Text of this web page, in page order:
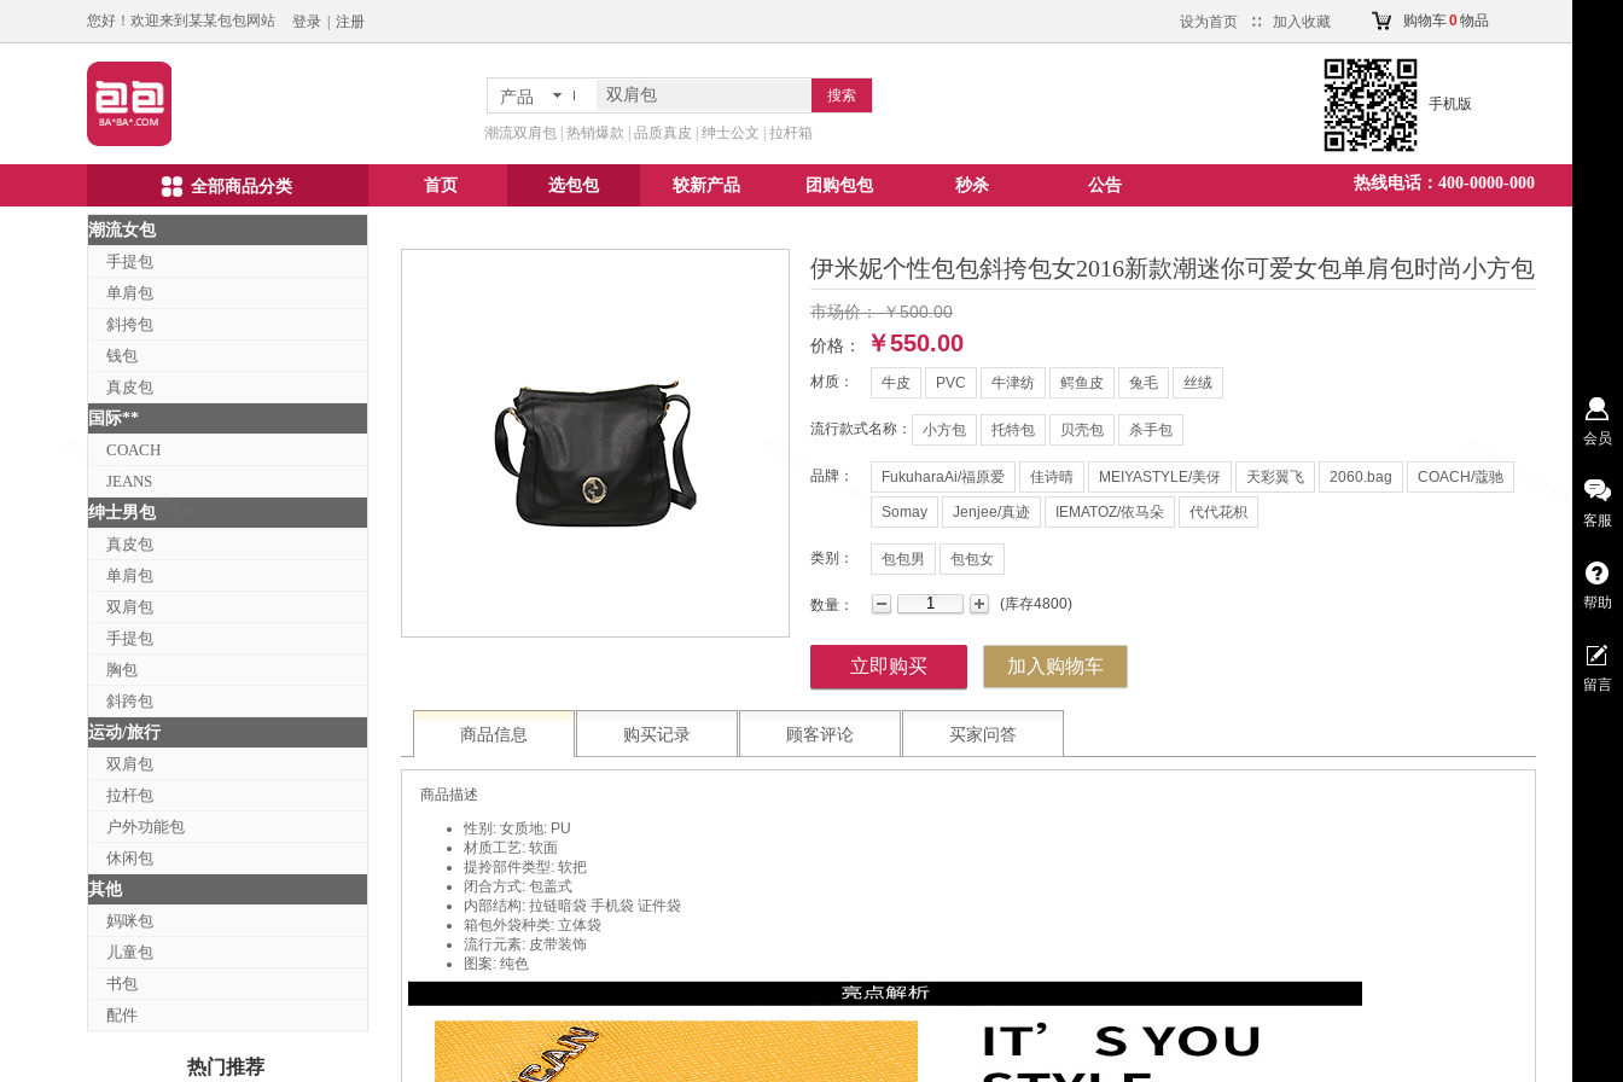
登录 注册 设为首页 ∷ 加入收藏 购物车0物品
您好！欢迎来到某某包包网站
产品 搜索
手机版
潮流双肩包 | 热销爆款 | 品质真皮 | 绅士公文 | 拉杆箱
首页 选包包 较新产品 团购包包 秒杀 公告
全部商品分类 热线电话：400-0000-000
潮流女包
手提包
单肩包
斜挎包
钱包
真皮包
国际**
COACH
JEANS
绅士男包
真皮包
单肩包
双肩包
手提包
胸包
斜跨包
运动/旅行
双肩包
拉杆包
户外功能包
休闲包
其他
妈咪包
儿童包
书包
配件
伊米妮个性包包斜挎包女2016新款潮迷你可爱女包单肩包时尚小方包
市场价： ￥500.00
价格：
￥550.00
材质： 牛皮 PVC 牛津纺 鳄鱼皮 兔毛 丝绒
流行款式名称： 小方包 托特包 贝壳包 杀手包
品牌： FukuharaAi/福原爱 佳诗晴 MEIYASTYLE/美伢 天彩翼飞 2060.bag COACH/蔻驰
Somay Jenjee/真迹 IEMATOZ/依马朵 代代花枳
类别： 包包男 包包女
数量： (库存4800)
立即购买 加入购物车
商品信息 购买记录 顾客评论 买家问答
商品描述
性别: 女质地: PU
材质工艺: 软面
提拎部件类型: 软把
闭合方式: 包盖式
内部结构: 拉链暗袋 手机袋 证件袋
箱包外袋种类: 立体袋
流行元素: 皮带装饰
图案: 纯色
热门推荐
会员
客服
帮助
留言